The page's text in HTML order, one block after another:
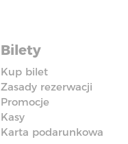
Bilety
Kup bilet
Zasady rezerwacji
Promocje
Kasy
Karta podarunkowa